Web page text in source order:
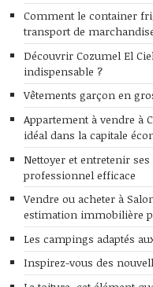
Comment le container
transport de
Découvrir Cozumel El
indispensable ?
Vêtements garçon en
Appartement à vendre à
idéal dans la capitale
Nettoyer et entretenir
professionnel efficace
Vendre ou acheter à
estimation immobilière
Les campings adaptés
Inspirez-vous des